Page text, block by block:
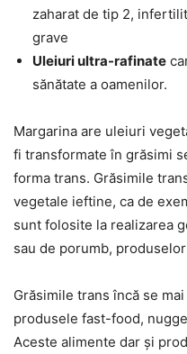
zaharat de tip 2,
grave
Uleiuri ultra-rafinate
sănătate a oamenilor.
Margarina are uleiuri
fi transformate în grăsimi
forma trans. Grăsimile
vegetale ieftine, ca de
sunt folosite la realizarea
sau de porumb,
Grăsimile trans încă se
produsele fast-food,
Aceste alimente dar și